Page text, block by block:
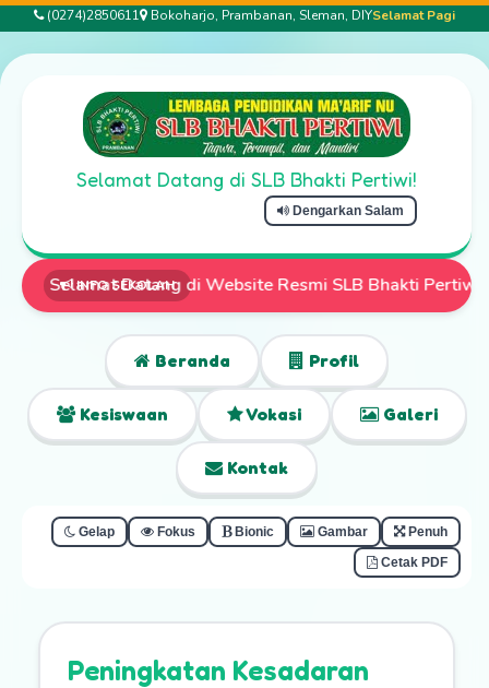
(0274)2850611 Bokoharjo, Prambanan, Sleman, DIYSelamat Pagi
Selamat Datang di SLB Bhakti Pertiwi!
Dengarkan Salam
INFO SEKOLAH
Resmi SLB Bhakti Pertiwi | Pendaftaran Siswa
Beranda Profil
Kesiswaan Vokasi Galeri
Kontak
Gelap Fokus Bionic Gambar
Penuh
Cetak PDF
Peningkatan Kesadaran